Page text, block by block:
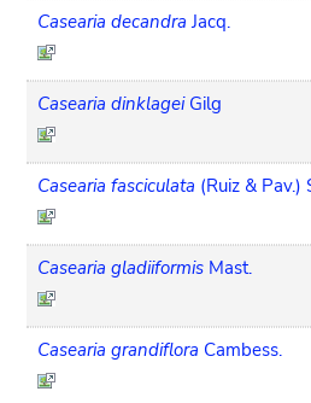
Casearia decandra Jacq.
Casearia dinklagei Gilg
Casearia fasciculata (Ruiz & Pav.)
Casearia gladiiformis Mast.
Casearia grandiflora Cambess.